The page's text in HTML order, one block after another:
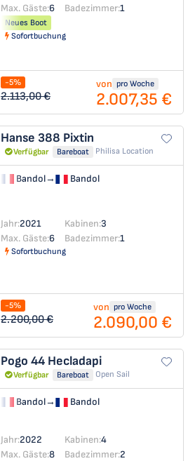
Max. Gäste:6 Badezimmer:1
Neues Boot
Sofortbuchung
-5%
2.113,00 €
von pro Woche
2.007,35 €
Hanse 388 Pixtin
Verfügbar Bareboat Philisa Location
Bandol→ Bandol
Jahr:2021 Kabinen:3
Max. Gäste:6 Badezimmer:1
Sofortbuchung
-5%
2.200,00 €
von pro Woche
2.090,00 €
Pogo 44 Hecladapi
Verfügbar Bareboat Open Sail
Bandol→ Bandol
Jahr:2022 Kabinen:4
Max. Gäste:8 Badezimmer:2